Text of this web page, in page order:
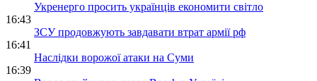
Укренерго просить українців економити світло
16:43
ЗСУ продовжують завдавати втрат армії рф
16:41
Наслідки ворожої атаки на Суми
16:39